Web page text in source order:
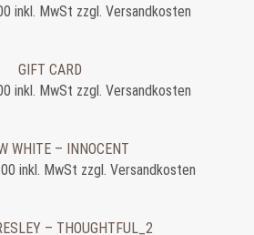
inkl. MwSt zzgl. Versandkosten
GIFT CARD
inkl. MwSt zzgl. Versandkosten
WHITE – INNOCENT
inkl. MwSt zzgl. Versandkosten
– THOUGHTFUL_2